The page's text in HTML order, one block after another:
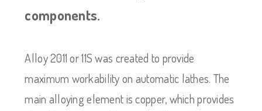
components.
Alloy 2011 or 11S was created to provide
maximum workability on automatic lathes. The
main alloying element is copper, which provides